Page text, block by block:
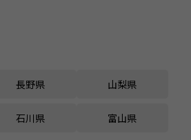
長野県 山梨県
石川県 富山県